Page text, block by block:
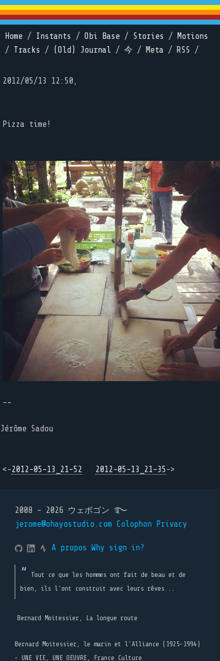
Home / Instants / Obi Base / Stories /
Motions
/ Tracks / (Old) Journal / 今 / Meta / RSS /
2012/05/13 12:50,
Pizza time!
--
Jérôme Sadou
<-2012-05-13_21-52 2012-05-13_21-35->
2008 - 2026 ウェボゴン ࿐
jerome@ohayostudio.com Colophon Privacy
A propos Why sign in?
Tout ce que les hommes ont fait de beau et de
bien, ils l'ont construit avec leurs rêves...
Bernard Moitessier, La longue route
Bernard Moitessier, le marin et l’Alliance (1925-1994)
- UNE VIE, UNE OEUVRE, France Culture